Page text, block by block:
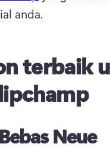
anda.
terbaik
Bebas Neue